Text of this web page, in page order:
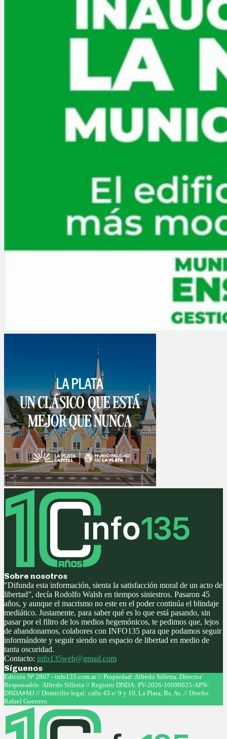
Sobre nosotros
"Difunda esta información, sienta la satisfacción moral de un acto de
libertad”, decía Rodolfo Walsh en tiempos siniestros. Pasaron 45
años, y aunque el macrismo no este en el poder continúa el blindaje
mediático. Justamente, para saber qué es lo que está pasando, sin
pasar por el filtro de los medios hegemónicos, te pedimos que, lejos
de abandonarnos, colabores con INFO135 para que podamos seguir
informándote y seguir siendo un espacio de libertad en medio de
tanta oscuridad.
Contacto: info135web@gmail.com
Síguenos
Facebook
Twitter
Instagram
Youtube
Edición Nº 2807 - info135.com.ar // Propiedad: Alfredo Silletta. Director
Responsable: Alfredo Silletta // Registro DNDA: PV-2026-10090025-APN-
DNDA#MJ // Domicilio legal: calle 45 e/ 9 y 10, La Plata, Bs. As. // Diseño:
Rafael Guerrero